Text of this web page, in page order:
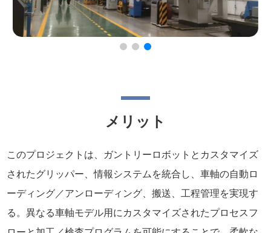
メリット
このプロジェクトは、ガントリーロボットとカスタマイズ
されたグリッパー、情報システムを統合し、車軸の自動ロ
ーディング／アンローディング、搬送、工程管理を実現す
る。異なる車軸モデル用にカスタマイズされたプロセスフ